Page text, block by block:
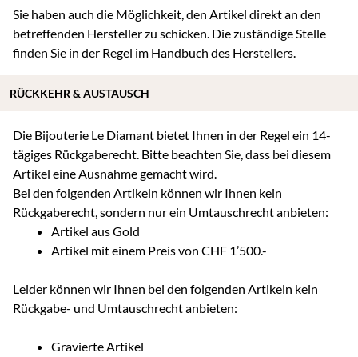
Sie haben auch die Möglichkeit, den Artikel direkt an den
betreffenden Hersteller zu schicken. Die zuständige Stelle
finden Sie in der Regel im Handbuch des Herstellers.
Die Bijouterie Le Diamant bietet Ihnen in der Regel ein 14-
tägiges Rückgaberecht. Bitte beachten Sie, dass bei diesem
Artikel eine Ausnahme gemacht wird.
Bei den folgenden Artikeln können wir Ihnen kein
Rückgaberecht, sondern nur ein Umtauschrecht anbieten:
Artikel aus Gold
Artikel mit einem Preis von CHF 1’500.-
Leider können wir Ihnen bei den folgenden Artikeln kein
Rückgabe- und Umtauschrecht anbieten:
Gravierte Artikel
RÜCKKEHR & AUSTAUSCH